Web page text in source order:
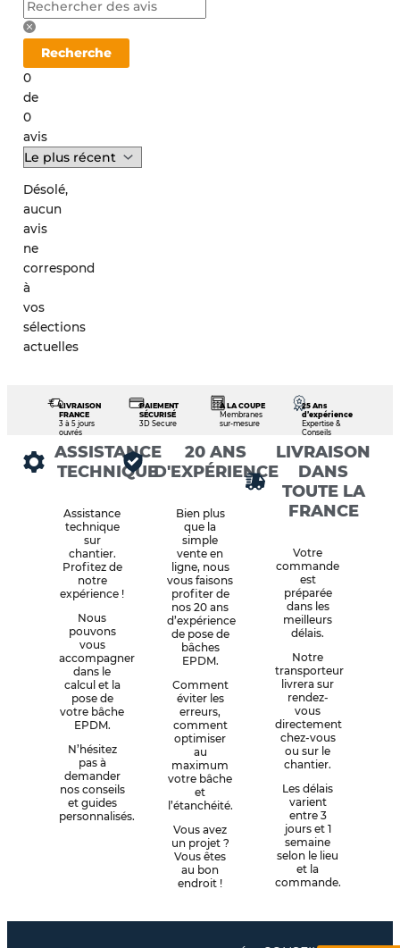
Recherche
0
de
0
avis
Désolé,
aucun
avis
ne
correspond
à
vos
sélections
actuelles
LIVRAISON
FRANCE
3 à 5 jours
ouvrés
PAIEMENT
SÉCURISÉ
3D Secure
À LA COUPE
Membranes
sur-mesure
25 Ans
d’expérience
Expertise &
Conseils
ASSISTANCE
TECHNIQUE
Assistance
technique
sur
chantier.
Profitez de
notre
expérience !
Nous
pouvons
vous
accompagner
dans le
calcul et la
pose de
votre bâche
EPDM.
N’hésitez
pas à
demander
nos conseils
et guides
personnalisés.
20 ANS
D'EXPÉRIENCE
Bien plus
que la
simple
vente en
ligne, nous
vous faisons
profiter de
nos 20 ans
d’expérience
de pose de
bâches
EPDM.
Comment
éviter les
erreurs,
comment
optimiser
au
maximum
votre bâche
et
l’étanchéité.
Vous avez
un projet ?
Vous êtes
au bon
endroit !
LIVRAISON
DANS
TOUTE LA
FRANCE
Votre
commande
est
préparée
dans les
meilleurs
délais.
Notre
transporteur
livrera sur
rendez-
vous
directement
chez-vous
ou sur le
chantier.
Les délais
varient
entre 3
jours et 1
semaine
selon le lieu
et la
commande.